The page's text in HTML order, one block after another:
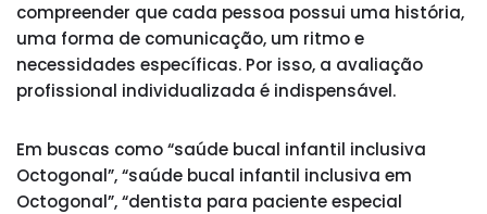
compreender que cada pessoa possui uma história,
uma forma de comunicação, um ritmo e
necessidades específicas. Por isso, a avaliação
profissional individualizada é indispensável.
Em buscas como “saúde bucal infantil inclusiva
Octogonal”, “saúde bucal infantil inclusiva em
Octogonal”, “dentista para paciente especial